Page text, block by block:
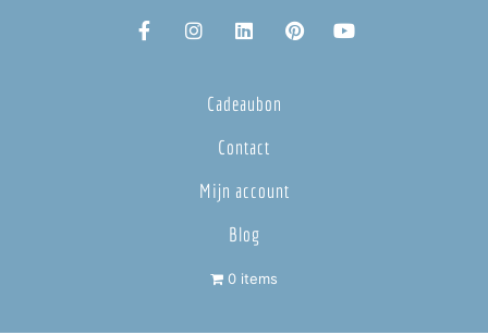
Cadeaubon
Contact
Mijn account
Blog
0 items